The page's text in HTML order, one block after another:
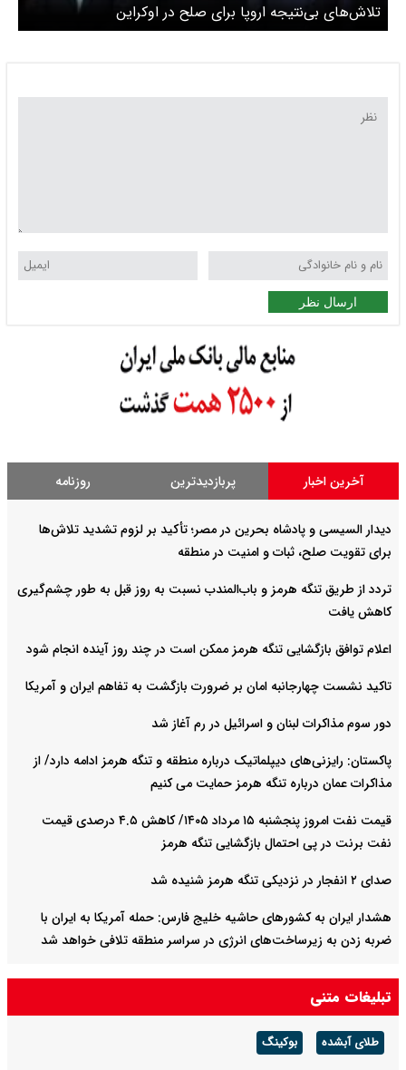
تلاش‌های بی‌نتیجه اروپا برای صلح در اوکراین
ارسال نظر
آخرین اخبار پربازدیدترین روزنامه
دیدار السیسی و پادشاه بحرین در مصر؛ تأکید بر لزوم تشدید تلاش‌ها
برای تقویت صلح، ثبات و امنیت در منطقه
تردد از طریق تنگه هرمز و باب‌المندب نسبت به روز قبل به طور چشم‌گیری
کاهش یافت
اعلام توافق بازگشایی تنگه هرمز ممکن است در چند روز آینده انجام شود
تاکید نشست چهارجانبه امان بر ضرورت بازگشت به تفاهم ایران و آمریکا
دور سوم مذاکرات لبنان و اسرائیل در رم آغاز شد
پاکستان: رایزنی‌های دیپلماتیک درباره منطقه و تنگه هرمز ادامه دارد/ از
مذاکرات عمان درباره تنگه هرمز حمایت می کنیم
قیمت نفت امروز پنجشنبه ۱۵ مرداد ۱۴۰۵/ کاهش ۴.۵ درصدی قیمت
نفت برنت در پی احتمال بازگشایی تنگه هرمز
صدای ۲ انفجار در نزدیکی تنگه هرمز شنیده شد
هشدار ایران به کشورهای حاشیه خلیج‌ فارس: حمله آمریکا به ایران با
ضربه زدن به زیرساخت‌های انرژی در سراسر منطقه تلافی خواهد شد
روسیه ۲ کشتی باری حامل محموله‌های نظامی را در دریای سیاه هدف
گرفت
تبلیغات متنی
طلای آبشده بوکینگ